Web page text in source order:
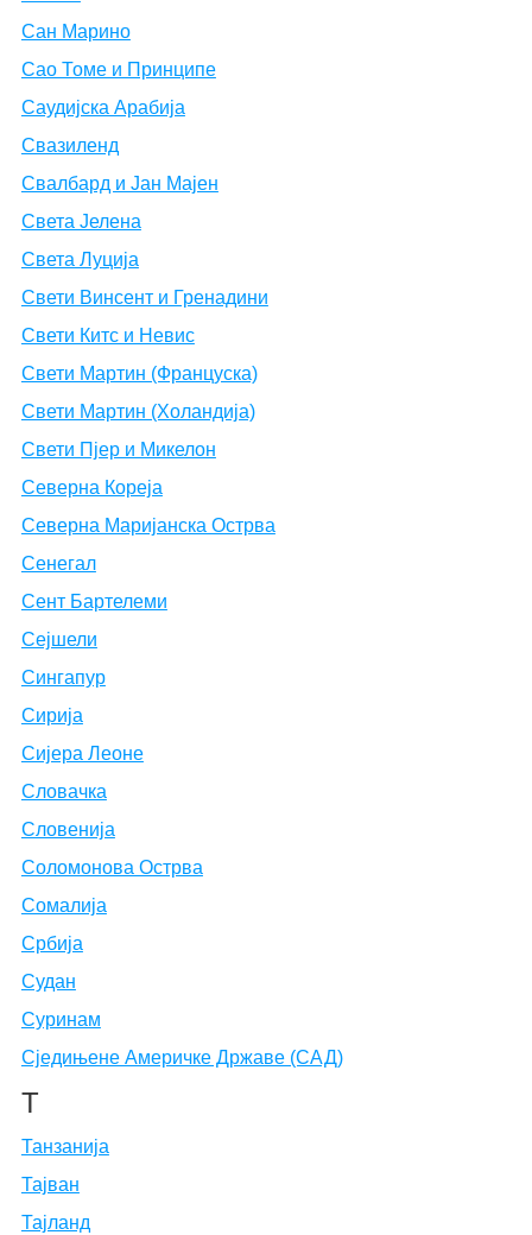
Сан Марино
Сао Томе и Принципе
Саудијска Арабија
Свазиленд
Свалбард и Јан Мајен
Света Јелена
Света Луција
Свети Винсент и Гренадини
Свети Китс и Невис
Свети Мартин (Француска)
Свети Мартин (Холандија)
Свети Пјер и Микелон
Северна Кореја
Северна Маријанска Острва
Сенегал
Сент Бартелеми
Сејшели
Сингапур
Сирија
Сијера Леоне
Словачка
Словенија
Соломонова Острва
Сомалија
Србија
Судан
Суринам
Сједињене Америчке Државе (САД)
Т
Танзанија
Тајван
Тајланд